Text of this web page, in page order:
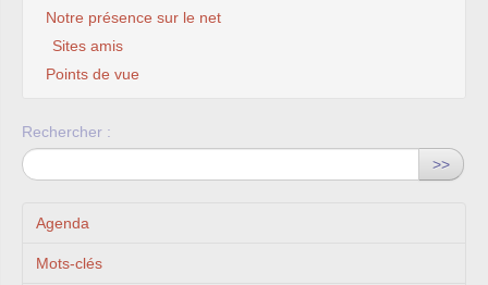
Notre présence sur le net
Sites amis
Points de vue
Rechercher :
>>
Agenda
Mots-clés